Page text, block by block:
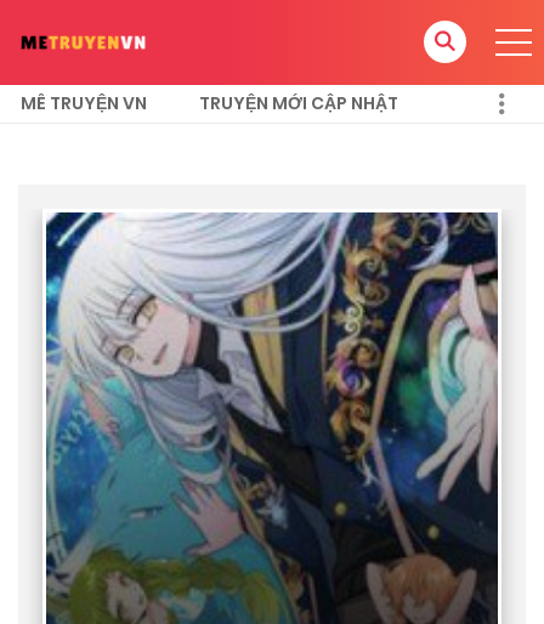
MÊ TRUYỆN VN TRUYỆN MỚI CẬP NHẬT